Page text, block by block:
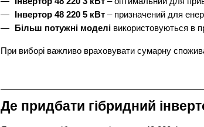
Інвертор 48 220 5 кВт – призначений для
Більш потужні моделі використовуються в
При виборі важливо враховувати сумарну
Де придбати гібридний